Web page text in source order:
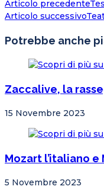
Articolo precedente
Articolo successivo
Potrebbe anche
Zaccalive, la
15 Novembre 2023
Mozart l’italiano e
5 Novembre 2023